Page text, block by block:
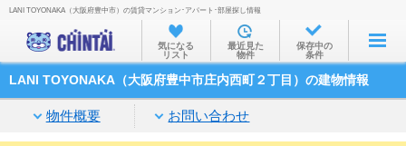
お部屋を探す
沿線・駅から
家賃相場から
LANI TOYONAKA（大阪府豊中市）の賃貸マンション･アパート･部屋探し情報
気になる
リスト
最近見た
物件
保存中の
条件
LANI TOYONAKA（大阪府豊中市庄内西町２丁目）の建物情報
物件概要 お問い合わせ